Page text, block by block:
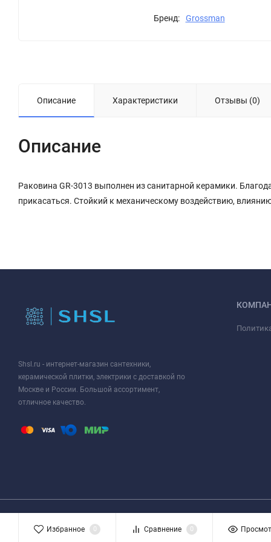
Бренд: Grossman
Описание Характеристики Отзывы (0)
Описание
Раковина GR-3013 выполнен из санитарной керамики.
прикасаться. Стойкий к механическому воздействию,
Shsl.ru - интернет-магазин сантехники,
керамической плитки, электрики с доставкой по
Москве и России. Большой ассортимент,
отличное качество.
Просим, обратить ваше внимание на то, что данный интернет ресурс
Избранное 0 Сравнение 0